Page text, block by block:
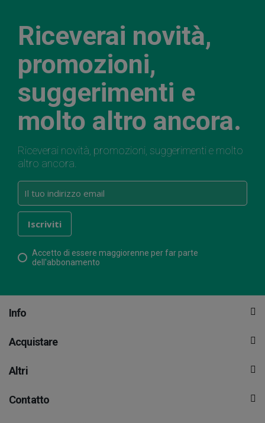
Riceverai novità,
promozioni,
suggerimenti e
molto altro ancora.
Riceverai novità, promozioni, suggerimenti e molto
altro ancora.
Accetto di essere maggiorenne per far parte
dell'abbonamento
Info
Acquistare
Altri
Contatto